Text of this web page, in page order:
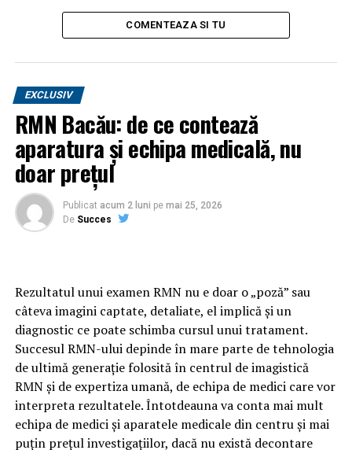
Millionmess.comeste platforma dezvoltată de acest
internet și are la dispoziție un dispozitiv precum
exprimandu-și astfel ideile și sentimentele, având astfel
posiblitatea de a da o mană de ajutor celor aflați la
nevoie, poate într-un impas emoțional, în special în
această perioadă grea prin care trece omenirea din
pricina pandemiei.
platformă costă numai un Euro.
De asemenea, postarea poate rămâne anonimă,
utilizatorii având posibilitatea de a posta sub orice
nickname dacă nu doresc să introducă numele real.
Această platformă este în principal despre oameni și
despre exprimarea ideilor și sentimentelor, astfel încât
acestea să poată fi citite de către oricine.
COMENTEAZA SI TU
EXCLUSIV
RMN Bacău: de ce contează
aparatura și echipa medicală, nu
doar prețul
Publicat acum 2 luni pe mai 25, 2026
De Succes
Rezultatul unui examen RMN nu e doar o „poză” sau
câteva imagini captate, detaliate, el implică și un
diagnostic ce poate schimba cursul unui tratament.
Succesul RMN-ului depinde în mare parte de tehnologia
de ultimă generație folosită în centrul de imagistică
RMN și de expertiza umană, de echipa de medici care vor
interpreta rezultatele. Întotdeauna va conta mai mult
echipa de medici și aparatele medicale din centru și mai
puțin prețul investigațiilor, dacă nu există decontare